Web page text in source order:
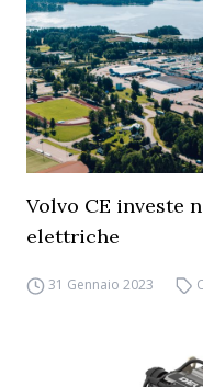
Volvo CE investe
elettriche
31 Gennaio 2023